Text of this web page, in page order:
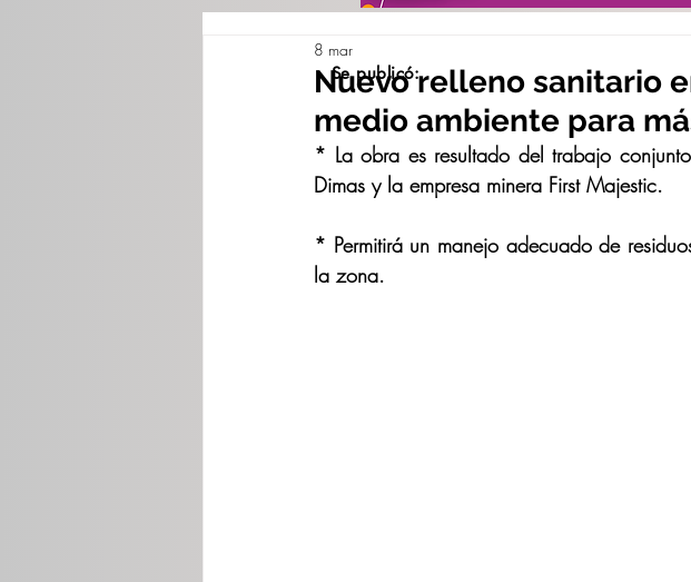
Nuevo relleno sanitario
medio ambiente para
8 mar
* La obra es resultado del trabajo
Dimas y la empresa minera First Majestic.
* Permitirá un manejo adecuado de
la zona.
Se publicó: